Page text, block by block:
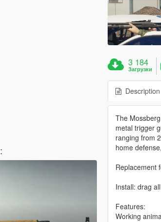
:
3 184
Загрузки
Description
The
metal trigger
ranging from
home
Replacement
Install: drag
Features:
Working